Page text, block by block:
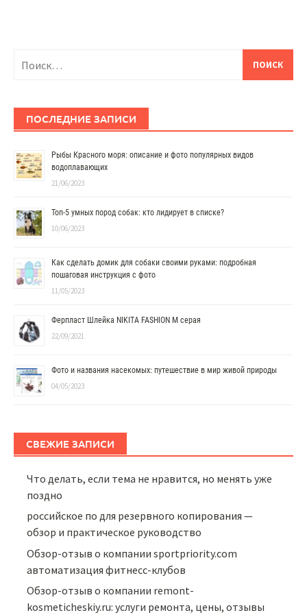
ПОСЛЕДНИЕ ЗАПИСИ
Рыбы Красного моря: описание и фото популярных видов
водоплавающих
21/06/2023
Топ-5 умных пород собак: кто лидирует в списке?
10/06/2023
Как сделать домик для собаки своими руками: подробная
пошаговая инструкция с фото
11/05/2023
Ферпласт Шлейка NIKITA FASHION M серая
22/09/2021
Фото и названия насекомых: путешествие в мир живой природы
04/05/2023
СВЕЖИЕ ЗАПИСИ
Что делать, если тема не нравится, но менять уже
поздно
российское по для резервного копирования —
обзор и практическое руководство
Обзор-отзыв о компании sportpriority.com
автоматизация фитнесс-клубов
Обзор-отзыв о компании remont-
kosmeticheskiy.ru: услуги ремонта, цены, отзывы